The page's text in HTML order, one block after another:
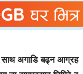
साथ अगाडि बढ्न आग्रह